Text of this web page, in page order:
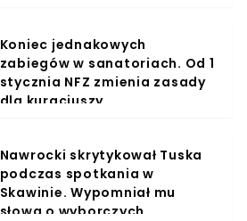
Koniec jednakowych
zabiegów w sanatoriach. Od 1
stycznia NFZ zmienia zasady
dla kuracjuszy
Nawrocki skrytykował Tuska
podczas spotkania w
Skawinie. Wypomniał mu
słowa o wyborczych